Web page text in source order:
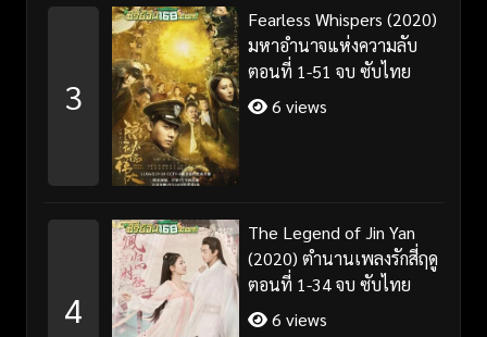
3
Fearless Whispers (2020)
มหาอำนาจแห่งความลับ
ตอนที่ 1-51 จบ ซับไทย
6 views
4
The Legend of Jin Yan
(2020) ตำนานเพลงรักสี่ฤดู
ตอนที่ 1-34 จบ ซับไทย
6 views